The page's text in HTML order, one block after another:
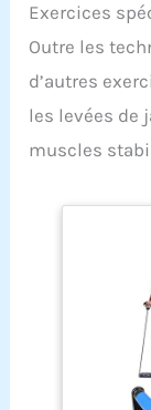
Exercices
Outre les
d’autres
les levées de
muscles